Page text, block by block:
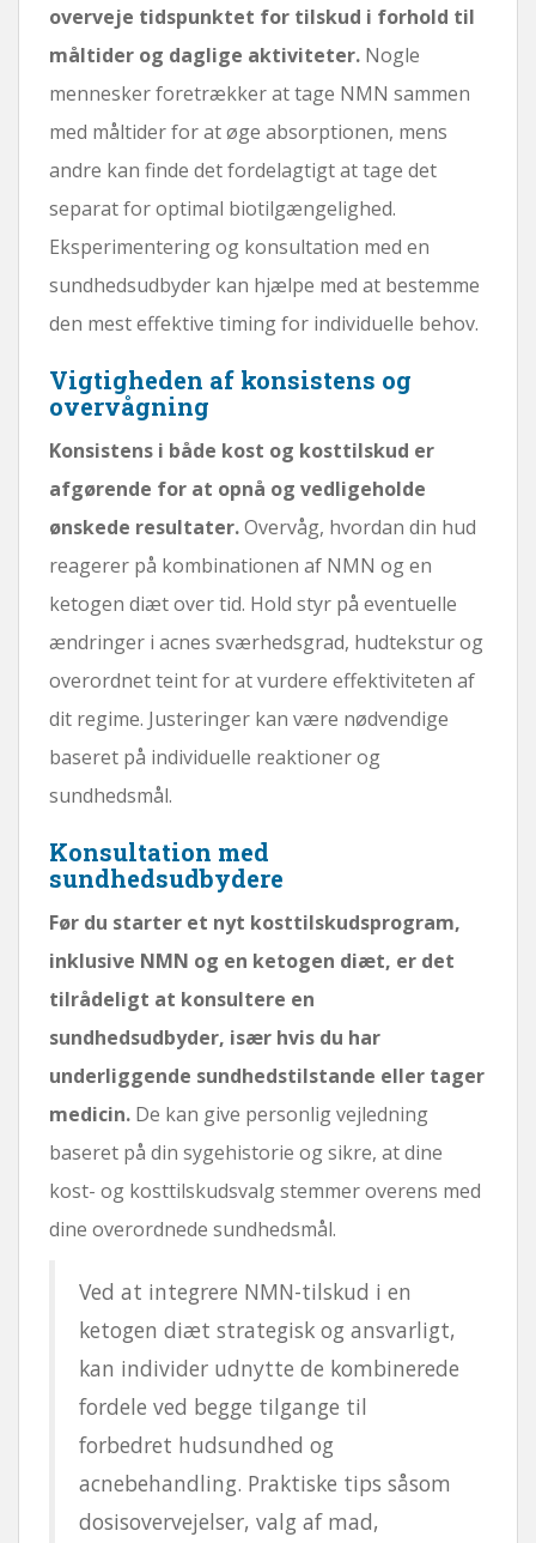
overveje tidspunktet for tilskud i forhold til
måltider og daglige aktiviteter. Nogle
mennesker foretrækker at tage NMN sammen
med måltider for at øge absorptionen, mens
andre kan finde det fordelagtigt at tage det
separat for optimal biotilgængelighed.
Eksperimentering og konsultation med en
sundhedsudbyder kan hjælpe med at bestemme
den mest effektive timing for individuelle behov.
Vigtigheden af ​​konsistens og
overvågning
Konsistens i både kost og kosttilskud er
afgørende for at opnå og vedligeholde
ønskede resultater.Overvåg, hvordan din hud
reagerer på kombinationen af ​​NMN og en
ketogen diæt over tid. Hold styr på eventuelle
ændringer i acnes sværhedsgrad, hudtekstur og
overordnet teint for at vurdere effektiviteten af ​​
dit regime. Justeringer kan være nødvendige
baseret på individuelle reaktioner og
sundhedsmål.
Konsultation med
sundhedsudbydere
Før du starter et nyt kosttilskudsprogram,
inklusive NMN og en ketogen diæt, er det
tilrådeligt at konsultere en
sundhedsudbyder, især hvis du har
underliggende sundhedstilstande eller tager
medicin. De kan give personlig vejledning
baseret på din sygehistorie og sikre, at dine
kost- og kosttilskudsvalg stemmer overens med
dine overordnede sundhedsmål.
Ved at integrere NMN-tilskud i en
ketogen diæt strategisk og ansvarligt,
kan individer udnytte de kombinerede
fordele ved begge tilgange til
forbedret hudsundhed og
acnebehandling. Praktiske tips såsom
dosisovervejelser, valg af mad,